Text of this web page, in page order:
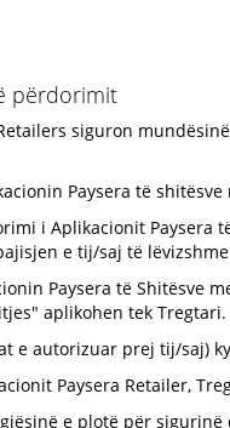
përdorimit
siguron
Paysera të
i Aplikacionit Paysera
e tij/saj të
Paysera të Shitësve
aplikohen tek Tregtari.
e autorizuar prej tij/saj)
Paysera Retailer,
e plotë për